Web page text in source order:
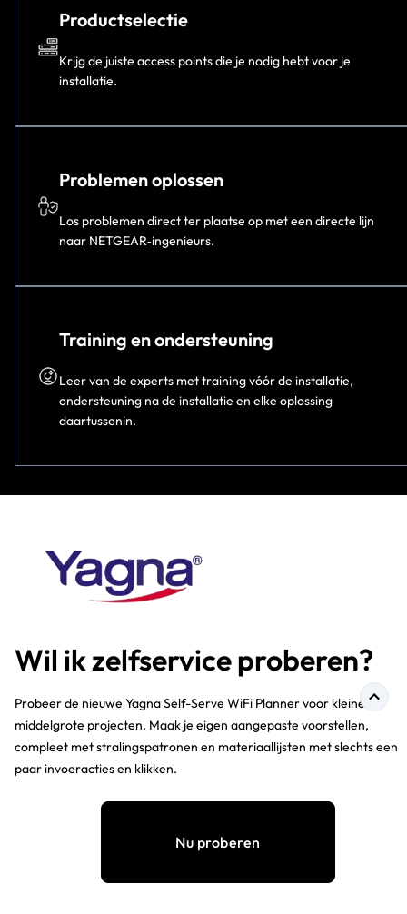
Productselectie
Krijg de juiste access points die je nodig hebt voor je
installatie.
Problemen oplossen
Los problemen direct ter plaatse op met een directe lijn
naar NETGEAR‑ingenieurs.
Training en ondersteuning
Leer van de experts met training vóór de installatie,
ondersteuning na de installatie en elke oplossing
daartussenin.
Wil ik zelfservice proberen?
Probeer de nieuwe Yagna Self-Serve WiFi Planner voor kleine tot
middelgrote projecten. Maak je eigen aangepaste voorstellen,
compleet met stralingspatronen en materiaallijsten met slechts een
paar invoeracties en klikken.
Nu proberen